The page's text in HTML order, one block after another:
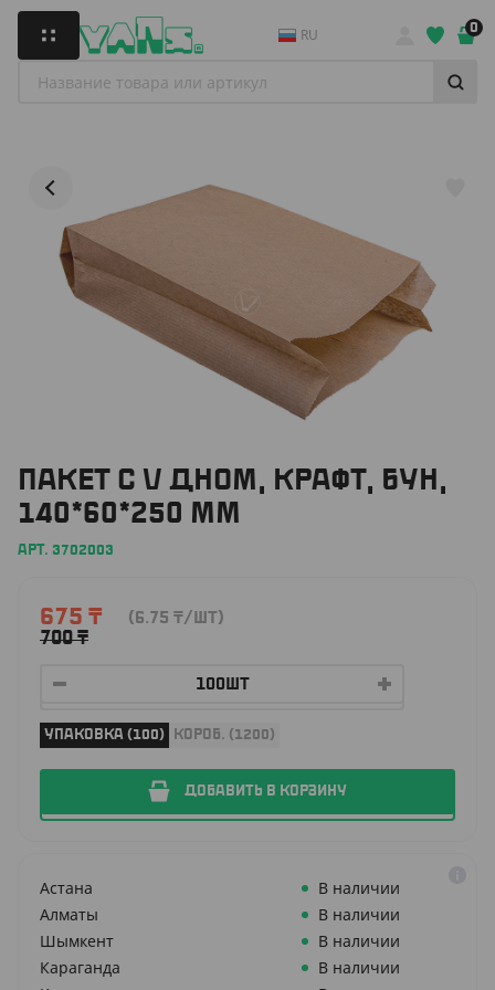
RU 0
ПАКЕТ С V ДНОМ, КРАФТ, БУН,
140*60*250 ММ
АРТ. 3702003
675 ₸
700₸
(6.75 ₸/ШТ)
УПАКОВКА (100) КОРОБ. (1200)
ДОБАВИТЬ В КОРЗИНУ
Астана
В наличии
Алматы
В наличии
Шымкент
В наличии
Караганда
В наличии